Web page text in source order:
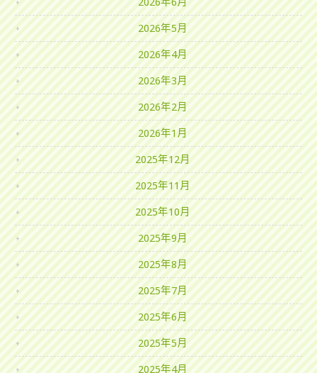
2026年5月
2026年4月
2026年3月
2026年2月
2026年1月
2025年12月
2025年11月
2025年10月
2025年9月
2025年8月
2025年7月
2025年6月
2025年5月
2025年4月